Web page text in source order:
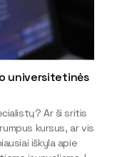
universitetinės
Ar ši sritis
kursus, ar vis
iškyla apie